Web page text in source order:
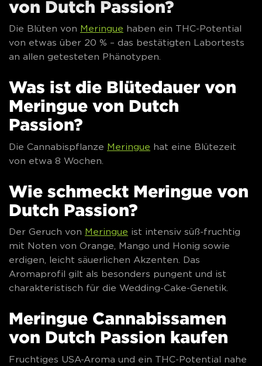
von Dutch Passion?
Die Blüten von Meringue haben ein THC-Potential
von etwas über 20 % – das bestätigten Labortests
an allen getesteten Phänotypen.
Was ist die Blütedauer von
Meringue von Dutch
Passion?
Die Cannabispflanze Meringue hat eine Blütezeit
von etwa 8 Wochen.
Wie schmeckt Meringue von
Dutch Passion?
Der Geruch von Meringue ist intensiv süß-fruchtig
mit Noten von Orange, Mango und Honig sowie
erdigen, leicht säuerlichen Akzenten. Das
Aromaprofil gilt als besonders pungent und ist
charakteristisch für die Wedding-Cake-Genetik.
Meringue Cannabissamen
von Dutch Passion kaufen
Fruchtiges USA-Aroma und ein THC-Potential nahe